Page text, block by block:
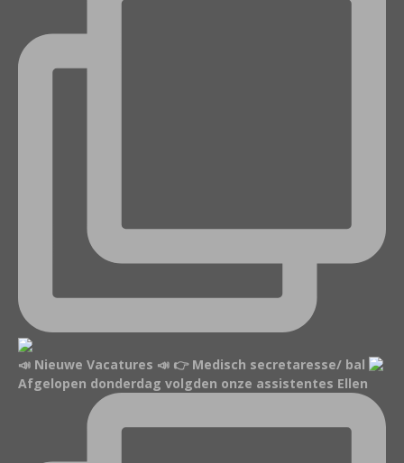
📣 Nieuwe Vacatures 📣 👉 Medisch secretaresse/ bal
Afgelopen donderdag volgden onze assistentes Ellen